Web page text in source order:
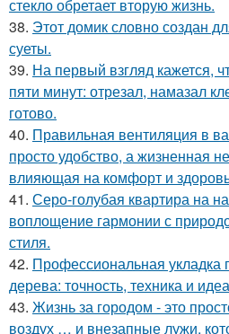
стекло обретает вторую жизнь.
38. Этот домик словно создан
суеты.
39. На первый взгляд кажется,
пяти минут: отрезал, намазал
готово.
40. Правильная вентиляция в
просто удобство, а жизненная
влияющая на комфорт и
41. Серо-голубая квартира на
воплощение гармонии с
стиля.
42. Профессиональная укладка
дерева: точность, техника и
43. Жизнь за городом - это
воздух … и внезапные лужи,